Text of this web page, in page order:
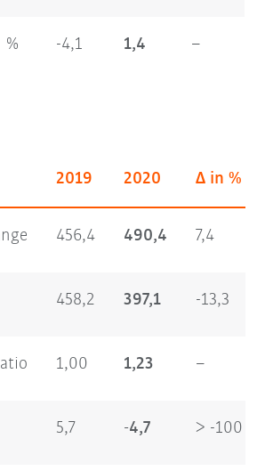
% -4,1 1,4 –
2019 2020 Δ in %
456,4 490,4 7,4
458,2 397,1 -13,3
1,00 1,23 –
5,7 -4,7 > -100